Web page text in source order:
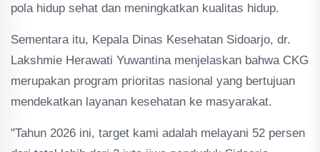
pola hidup sehat dan meningkatkan kualitas hidup.
Sementara itu, Kepala Dinas Kesehatan Sidoarjo, dr.
Lakshmie Herawati Yuwantina menjelaskan bahwa CKG
merupakan program prioritas nasional yang bertujuan
mendekatkan layanan kesehatan ke masyarakat.
"Tahun 2026 ini, target kami adalah melayani 52 persen